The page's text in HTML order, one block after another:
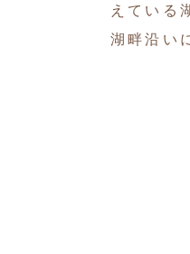
えている
湖畔沿い